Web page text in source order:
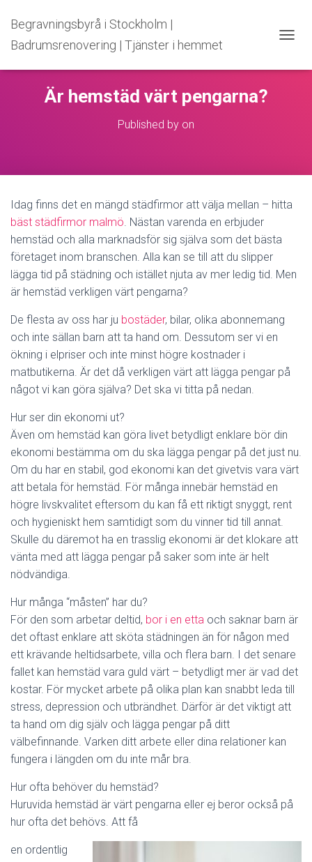
Begravningsbyrå i Stockholm |
Badrumsrenovering | Tjänster i hemmet
G
G
T
Är hemstäd värt pengarna?
Published by on
Idag finns det en mängd städfirmor att välja mellan – hitta
bäst städfirmor malmö. Nästan varenda en erbjuder
hemstäd och alla marknadsför sig själva som det bästa
företaget inom branschen. Alla kan se till att du slipper
lägga tid på städning och istället njuta av mer ledig tid. Men
är hemstäd verkligen värt pengarna?
De flesta av oss har ju bostäder, bilar, olika abonnemang
och inte sällan barn att ta hand om. Dessutom ser vi en
ökning i elpriser och inte minst högre kostnader i
matbutikerna. Är det då verkligen värt att lägga pengar på
något vi kan göra själva? Det ska vi titta på nedan.
Hur ser din ekonomi ut?
Även om hemstäd kan göra livet betydligt enklare bör din
ekonomi bestämma om du ska lägga pengar på det just nu.
Om du har en stabil, god ekonomi kan det givetvis vara värt
att betala för hemstäd. För många innebär hemstäd en
högre livskvalitet eftersom du kan få ett riktigt snyggt, rent
och hygieniskt hem samtidigt som du vinner tid till annat.
Skulle du däremot ha en trasslig ekonomi är det klokare att
vänta med att lägga pengar på saker som inte är helt
nödvändiga.
Hur många “måsten” har du?
För den som arbetar deltid, bor i en etta och saknar barn är
det oftast enklare att sköta städningen än för någon med
ett krävande heltidsarbete, villa och flera barn. I det senare
fallet kan hemstäd vara guld värt – betydligt mer är vad det
kostar. För mycket arbete på olika plan kan snabbt leda till
stress, depression och utbrändhet. Därför är det viktigt att
ta hand om dig själv och lägga pengar på ditt
välbefinnande. Varken ditt arbete eller dina relationer kan
fungera i längden om du inte mår bra.
Hur ofta behöver du hemstäd?
Huruvida hemstäd är värt pengarna eller ej beror också på
hur ofta det behövs. Att få
en ordentlig